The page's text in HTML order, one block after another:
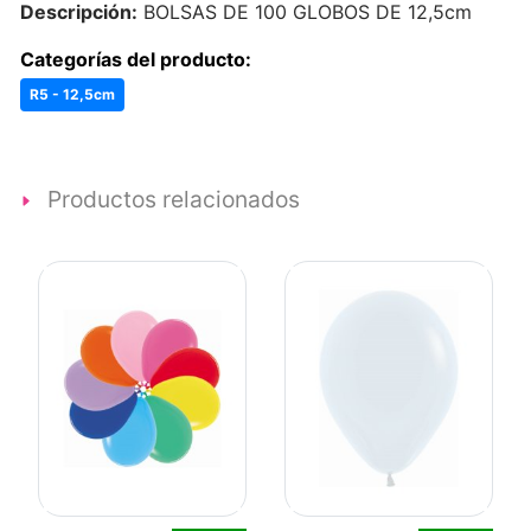
Descripción: BOLSAS DE 100 GLOBOS DE 12,5cm
Categorías del producto:
R5 - 12,5cm
Productos relacionados